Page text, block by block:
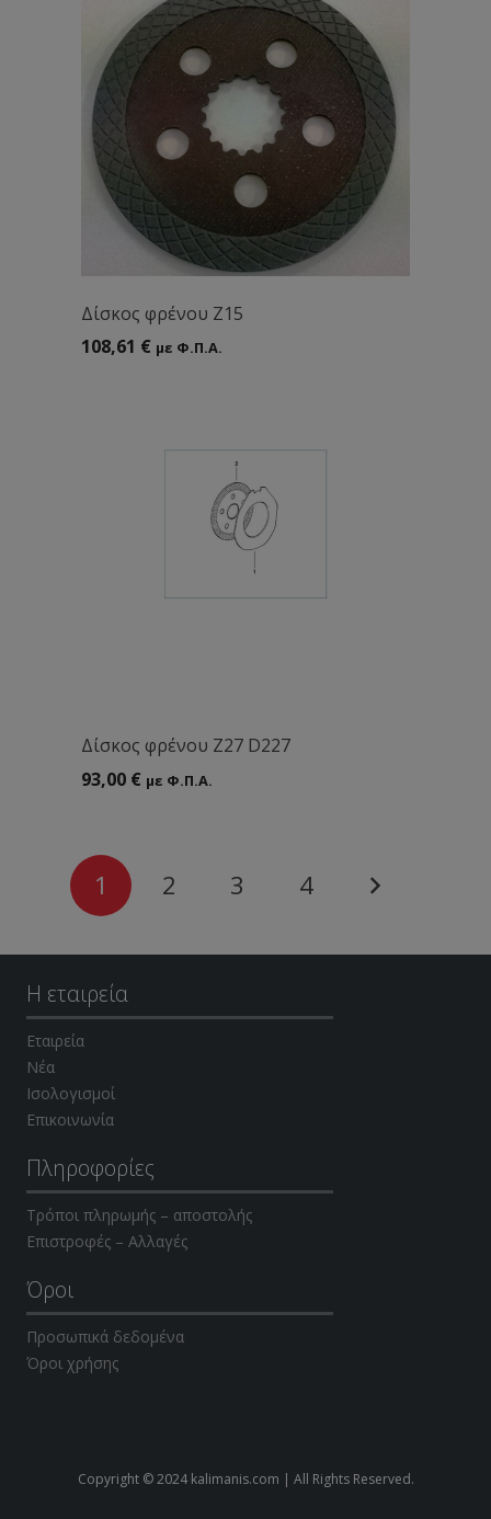
Δίσκος φρένου Ζ15
108,61 € με Φ.Π.Α.
Δίσκος φρένου Ζ27 D227
93,00 € με Φ.Π.Α.
1 2 3 4
Η εταιρεία
Εταιρεία
Νέα
Ισολογισμοί
Επικοινωνία
Πληροφορίες
Τρόποι πληρωμής – αποστολής
Επιστροφές – Αλλαγές
Όροι
Προσωπικά δεδομένα
Όροι χρήσης
Copyright © 2024 kalimanis.com | All Rights Reserved.